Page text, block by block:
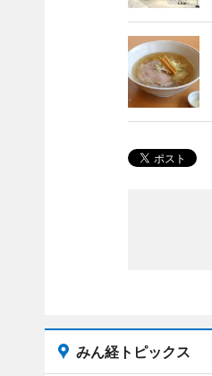
みん経トピックス